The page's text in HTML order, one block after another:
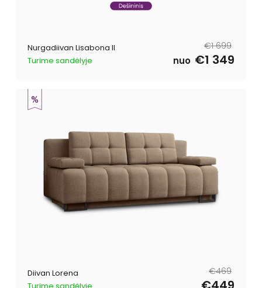
Nurgadiivan Lisabona II
Turime sandėlyje
Tavahind
€1 699
Müügihind
nuo €1 349
Diivan Lorena
Tavahind
€469
Müügihind